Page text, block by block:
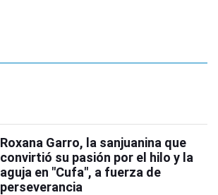
Roxana Garro, la sanjuanina que
convirtió su pasión por el hilo y la
aguja en "Cufa", a fuerza de
perseverancia